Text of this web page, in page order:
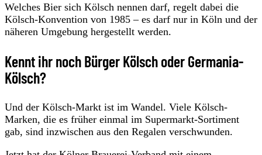
Welches Bier sich Kölsch nennen darf, regelt dabei die
Kölsch-Konvention von 1985 – es darf nur in Köln und der
näheren Umgebung hergestellt werden.
Kennt ihr noch Bürger Kölsch oder Germania-
Kölsch?
Und der Kölsch-Markt ist im Wandel. Viele Kölsch-
Marken, die es früher einmal im Supermarkt-Sortiment
gab, sind inzwischen aus den Regalen verschwunden.